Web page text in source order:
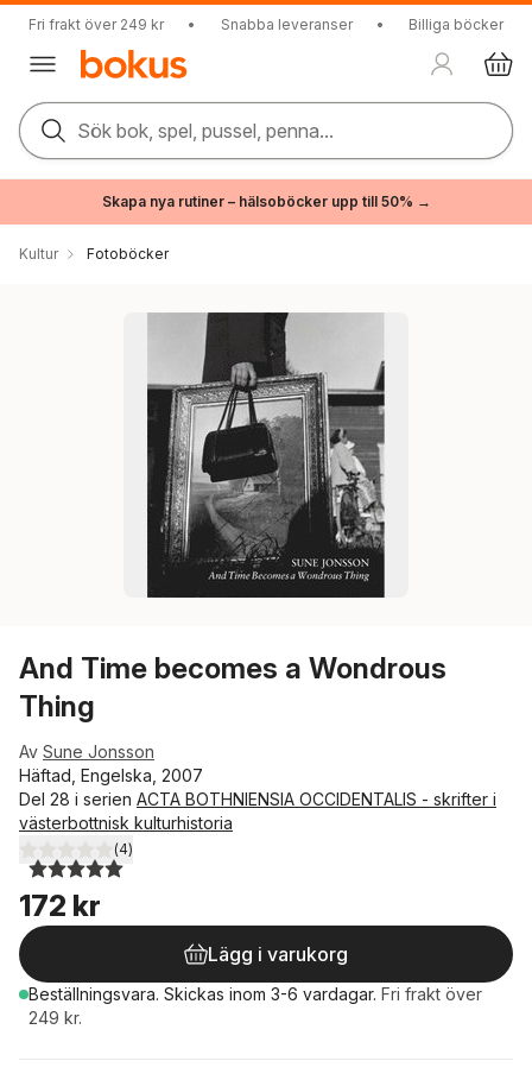
Fri frakt över 249 kr • Snabba leveranser • Billiga böcker
Sök bok, spel, pussel, penna...
Skapa nya rutiner – hälsoböcker upp till 50% →
Kultur Fotoböcker
And Time becomes a Wondrous
Thing
Av Sune Jonsson
Häftad, Engelska, 2007
Del 28 i serien ACTA BOTHNIENSIA OCCIDENTALIS - skrifter i
västerbottnisk kulturhistoria
5,0utav 5 stjärnor. Totalt antal röster:
(4)
172 kr
Lägg i varukorg
Beställningsvara. Skickas inom 3-6 vardagar. Fri frakt över
249 kr.